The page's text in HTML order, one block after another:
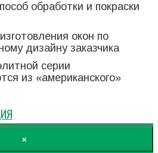
обработки и покраски
окон по
дизайну заказчика
серии
из «американского»
×